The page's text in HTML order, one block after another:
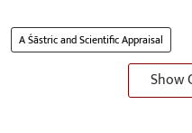
A Śāstric and Scientific Appraisal
Show